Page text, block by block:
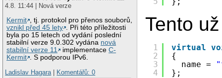
4.8. 11:44 | Nová verze
Kermit , tj. protokol pro přenos souborů,
vznikl před 45 lety . Při této příležitosti
byla po 15 letech od vydání poslední
stabilní verze 9.0.302 vydána nová
stabilní verze 11
implementaceC-
Kermit . S podporou IPv6.
Ladislav Hagara | Komentářů: 0
Tento
1
2
3
4
virtual
{
name =
};